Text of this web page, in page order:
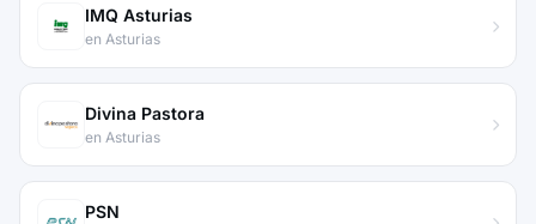
IMQ Asturias
en Asturias
Divina Pastora
en Asturias
PSN